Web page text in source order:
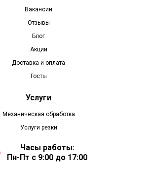
Вакансии
Отзывы
Блог
Акции
Доставка и оплата
Госты
Услуги
Механическая обработка
Услуги резки
Часы работы:
Пн-Пт с 9:00 до 17:00